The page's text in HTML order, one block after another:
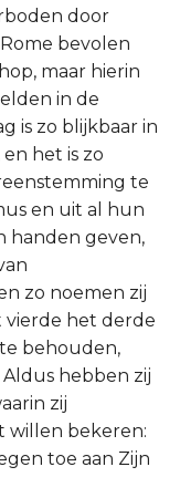
door
bevolen
maar hierin
in de
is zo blijkbaar in
het is zo
te
en uit al hun
handen geven,
zo noemen zij
het derde
behouden,
hebben zij
zij
willen bekeren:
toe aan Zijn